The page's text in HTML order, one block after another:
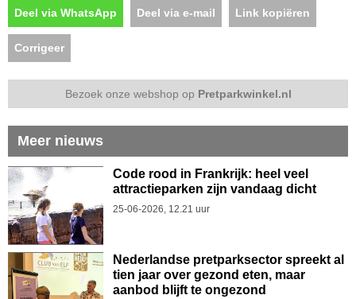
Deel via WhatsApp Deel via e-mail Link kopiëren
Corrigeer
Bezoek onze webshop op Pretparkwinkel.nl
Meer nieuws
Code rood in Frankrijk: heel veel
attractieparken zijn vandaag dicht
25-06-2026, 12.21 uur
Nederlandse pretparksector spreekt al
tien jaar over gezond eten, maar
aanbod blijft te ongezond